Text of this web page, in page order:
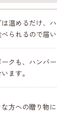
温めるだけ、
べられるので届
ークも、ハンバ
ます。
方への贈り物